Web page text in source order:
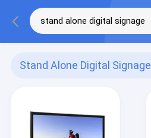
Stand Alone Digital Signage